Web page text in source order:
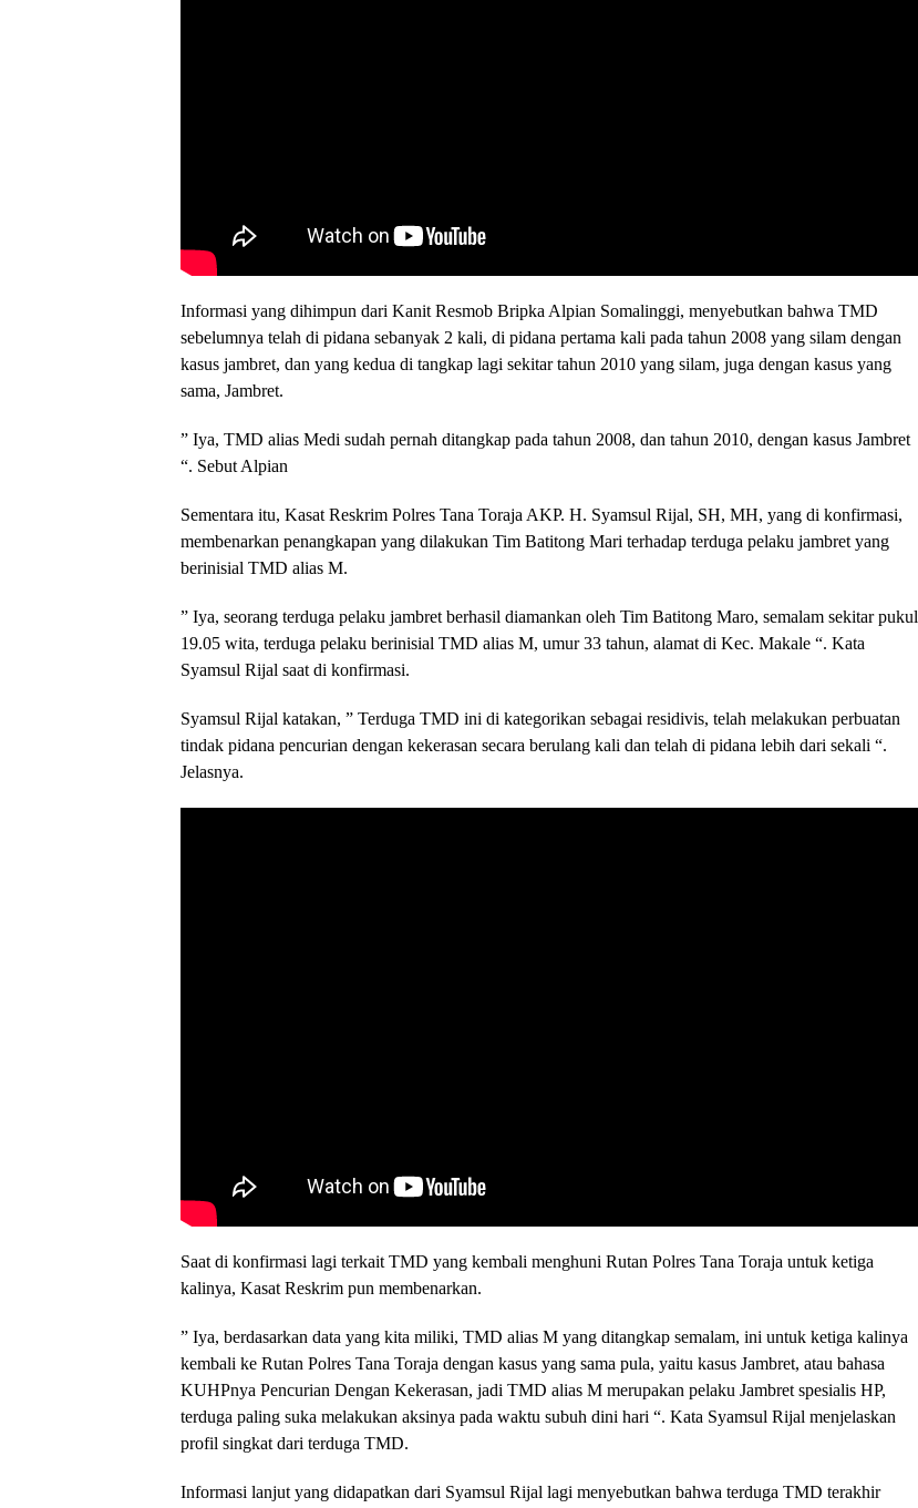
Informasi yang dihimpun dari Kanit Resmob Bripka Alpian Somalinggi, menyebutkan bahwa TMD
sebelumnya telah di pidana sebanyak 2 kali, di pidana pertama kali pada tahun 2008 yang silam dengan
kasus jambret, dan yang kedua di tangkap lagi sekitar tahun 2010 yang silam, juga dengan kasus yang
sama, Jambret.
” Iya, TMD alias Medi sudah pernah ditangkap pada tahun 2008, dan tahun 2010, dengan kasus Jambret
“. Sebut Alpian
Sementara itu, Kasat Reskrim Polres Tana Toraja AKP. H. Syamsul Rijal, SH, MH, yang di konfirmasi,
membenarkan penangkapan yang dilakukan Tim Batitong Mari terhadap terduga pelaku jambret yang
berinisial TMD alias M.
” Iya, seorang terduga pelaku jambret berhasil diamankan oleh Tim Batitong Maro, semalam sekitar pukul
19.05 wita, terduga pelaku berinisial TMD alias M, umur 33 tahun, alamat di Kec. Makale “. Kata
Syamsul Rijal saat di konfirmasi.
Syamsul Rijal katakan, ” Terduga TMD ini di kategorikan sebagai residivis, telah melakukan perbuatan
tindak pidana pencurian dengan kekerasan secara berulang kali dan telah di pidana lebih dari sekali “.
Jelasnya.
Saat di konfirmasi lagi terkait TMD yang kembali menghuni Rutan Polres Tana Toraja untuk ketiga
kalinya, Kasat Reskrim pun membenarkan.
” Iya, berdasarkan data yang kita miliki, TMD alias M yang ditangkap semalam, ini untuk ketiga kalinya
kembali ke Rutan Polres Tana Toraja dengan kasus yang sama pula, yaitu kasus Jambret, atau bahasa
KUHPnya Pencurian Dengan Kekerasan, jadi TMD alias M merupakan pelaku Jambret spesialis HP,
terduga paling suka melakukan aksinya pada waktu subuh dini hari “. Kata Syamsul Rijal menjelaskan
profil singkat dari terduga TMD.
Informasi lanjut yang didapatkan dari Syamsul Rijal lagi menyebutkan bahwa terduga TMD terakhir